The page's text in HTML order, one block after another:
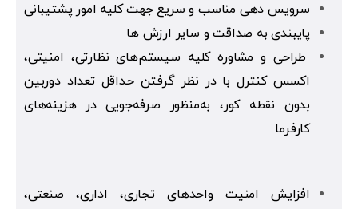
سرویس دهی مناسب و سریع جهت کلیه امور پشتیبانی
پایبندی به صداقت و سایر ارزش ها
طراحی و مشاوره کلیه سیستم‌های نظارتی، امنیتی،
اکسس کنترل با در نظر گرفتن حداقل تعداد دوربین
بدون نقطه کور، به‌منظور صرفه‌جویی در هزینه‌های
کارفرما
افزایش امنیت واحدهای تجاری، اداری، صنعتی،